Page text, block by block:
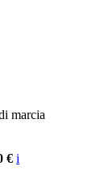
marcia
€ i